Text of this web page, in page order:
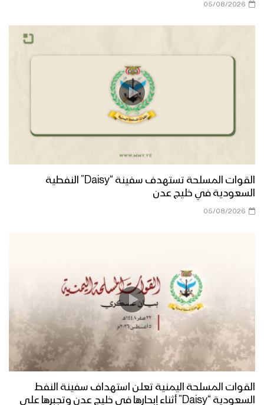
05/08/2026
القوات المسلحة تستهدف سفينة “Daisy” النفطية
السعودية في خليج عدن
05/08/2026
القوات المسلحة اليمنية تعلن استهداف سفينة النفط
السعودية “Daisy” أثناء إبحارها في خليج عدن وتجبرها على